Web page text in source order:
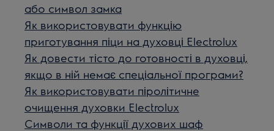
або символ замка
Як використовувати функцію
приготування піци на духовці Electrolux
Як довести тісто до готовності в духовці,
якщо в ній немає спеціальної програми?
Як використовувати піролітичне
очищення духовки Electrolux
Символи та функції духових шаф